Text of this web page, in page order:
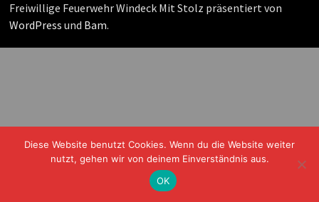
Freiwillige Feuerwehr Windeck Mit Stolz präsentiert von
WordPress und Bam.
Diese Website benutzt Cookies. Wenn du die Website weiter
nutzt, gehen wir von deinem Einverständnis aus.
OK